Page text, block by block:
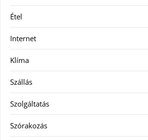
Étel
Internet
Klíma
Szállás
Szolgáltatás
Szórakozás